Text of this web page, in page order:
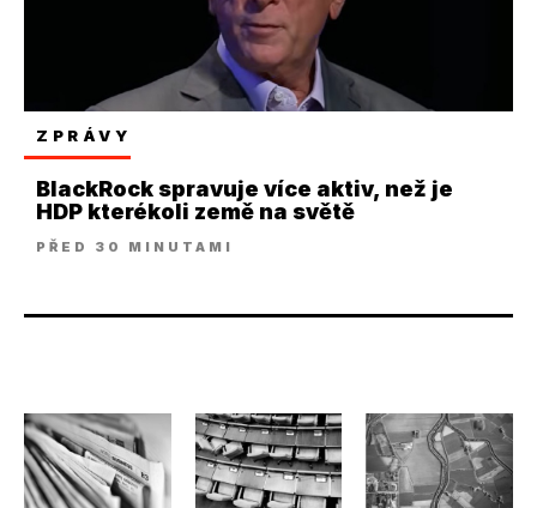
ZPRÁVY
BlackRock spravuje více aktiv, než je
HDP kterékoli země na světě
PŘED 30 MINUTAMI